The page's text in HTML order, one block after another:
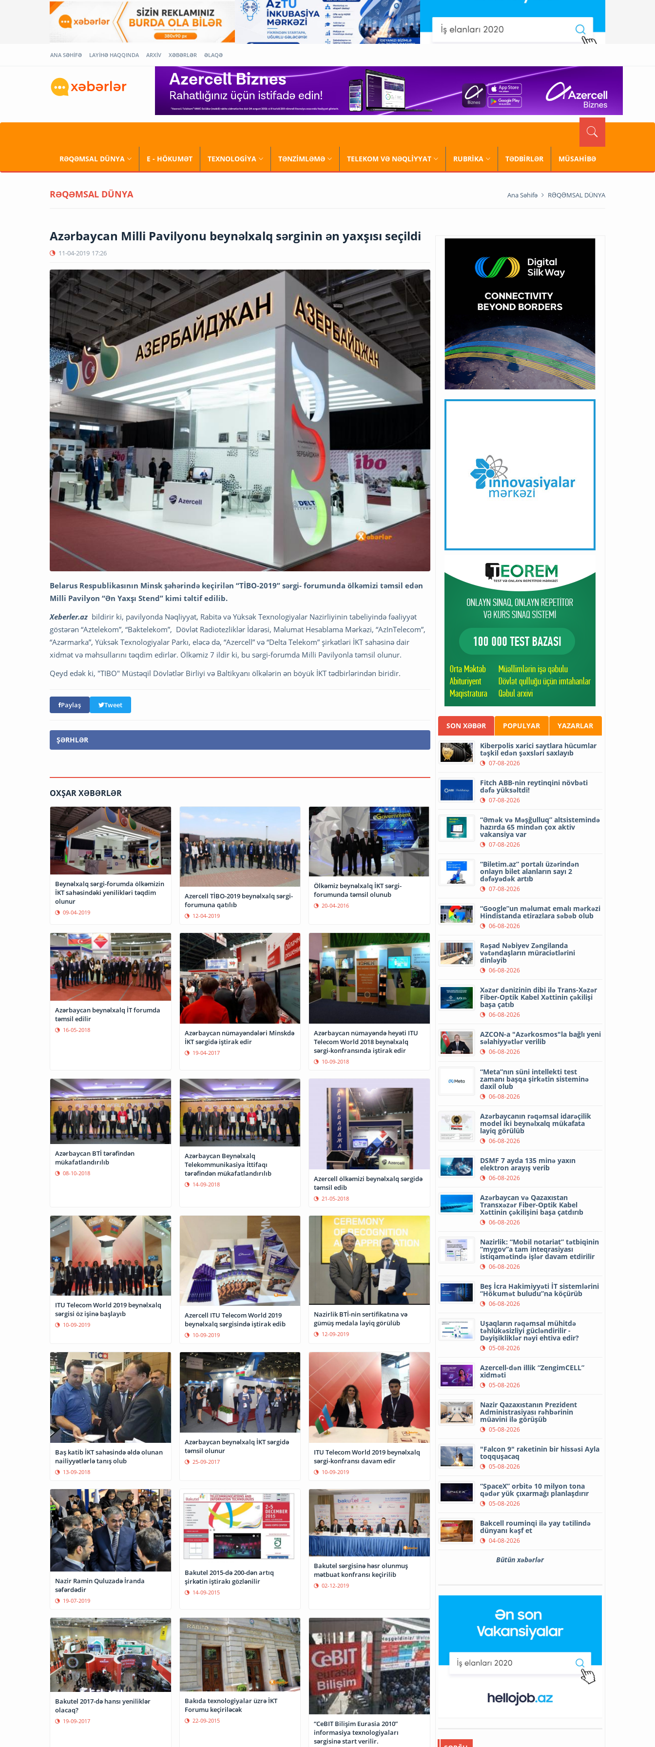
ANA SƏHİFƏ LAYİHƏ HAQQINDA ARXİV XƏBƏRLƏR ƏLAQƏ
RƏQƏMSAL DÜNYA E - HÖKUMƏT TEXNOLOGİYA TƏNZİMLƏMƏ TELEKOM VƏ NƏQLİYYAT RUBRİKA TƏDBİRLƏR MÜSAHİBƏ
RƏQƏMSAL DÜNYA Ana Səhifə RƏQƏMSAL DÜNYA
Azərbaycan Milli Pavilyonu beynəlxalq sərginin ən yaxşısı seçildi
11-04-2019 17:26
Belarus Respublikasının Minsk şəhərində keçirilən “TİBO-2019” sərgi- forumunda ölkəmizi təmsil edən
Milli Pavilyon “Ən Yaxşı Stend” kimi təltif edilib.
Xeberler.az bildirir ki, pavilyonda Nəqliyyat, Rabitə və Yüksək Texnologiyalar Nazirliyinin tabeliyində fəaliyyət
göstərən “Aztelekom”, “Baktelekom”, Dövlət Radiotezliklər İdarəsi, Məlumat Hesablama Mərkəzi, “AzInTelecom”,
“Azərmarka”, Yüksək Texnologiyalar Parkı, eləcə də, “Azercell” və “Delta Telekom” şirkətləri İKT sahəsinə dair
xidmət və məhsullarını təqdim edirlər. Ölkəmiz 7 ildir ki, bu sərgi-forumda Milli Pavilyonla təmsil olunur.
Qeyd edək ki, "TIBO" Müstəqil Dövlətlər Birliyi və Baltikyanı ölkələrin ən böyük İKT tədbirlərindən biridir.
Paylaş Tweet
ŞƏRHLƏR
OXŞAR XƏBƏRLƏR
Beynəlxalq sərgi-forumda ölkəmizin
İKT sahəsindəki yenilikləri təqdim
olunur
09-04-2019
Azercell TİBO-2019 beynəlxalq sərgi-
forumuna qatılıb
12-04-2019
Ölkəmiz beynəlxalq İKT sərgi-
forumunda təmsil olunub
20-04-2016
Azərbaycan beynəlxalq İT forumda
təmsil edilir
16-05-2018
Azərbaycan nümayəndələri Minskdə
İKT sərgidə iştirak edir
19-04-2017
Azərbaycan nümayəndə heyəti ITU
Telecom World 2018 beynəlxalq
sərgi-konfransında iştirak edir
10-09-2018
Azərbaycan BTİ tərəfindən
mükafatlandırılıb
08-10-2018
Azərbaycan Beynəlxalq
Telekommunikasiya İttifaqı
tərəfindən mükafatlandırılıb
14-09-2018
Azercell ölkəmizi beynəlxalq sərgidə
təmsil edib
21-05-2018
ITU Telecom World 2019 beynəlxalq
sərgisi öz işinə başlayıb
10-09-2019
Azercell ITU Telecom World 2019
beynəlxalq sərgisində iştirak edib
10-09-2019
Nazirlik BTİ-nin sertifikatına və
gümüş medala layiq görülüb
12-09-2019
Baş katib İKT sahəsində əldə olunan
nailiyyətlərlə tanış olub
13-09-2018
Azərbaycan beynəlxalq İKT sərgidə
təmsil olunur
25-09-2017
ITU Telecom World 2019 beynəlxalq
sərgi-konfransı davam edir
10-09-2019
Nazir Ramin Quluzadə İranda
səfərdədir
19-07-2019
Bakutel 2015-də 200-dən artıq
şirkətin iştirakı gözlənilir
14-09-2015
Bakutel sərgisinə həsr olunmuş
mətbuat konfransı keçirilib
02-12-2019
Bakutel 2017-də hansı yeniliklər
olacaq?
19-09-2017
Bakıda texnologiyalar üzrə İKT
Forumu keçiriləcək
22-09-2015
“CeBIT Bilişim Eurasia 2010”
informasiya texnologiyaları
sərgisinə start verilir.
SON XƏBƏR POPULYAR YAZARLAR
Kiberpolis xarici saytlara hücumlar
təşkil edən şəxsləri saxlayıb
07-08-2026
Fitch ABB-nin reytinqini növbəti
dəfə yüksəltdi!
07-08-2026
“Əmək və Məşğulluq” altsistemində
hazırda 65 mindən çox aktiv
vakansiya var
07-08-2026
“Biletim.az” portalı üzərindən
onlayn bilet alanların sayı 2
dəfəyədək artıb
07-08-2026
“Google”un məlumat emalı mərkəzi
Hindistanda etirazlara səbəb olub
06-08-2026
Rəşad Nəbiyev Zəngilanda
vətəndaşların müraciətlərini
dinləyib
06-08-2026
Xəzər dənizinin dibi ilə Trans-Xəzər
Fiber-Optik Kabel Xəttinin çəkilişi
başa çatıb
06-08-2026
AZCON-a "Azərkosmos"la bağlı yeni
səlahiyyətlər verilib
06-08-2026
“Meta”nın süni intellekti test
zamanı başqa şirkətin sisteminə
daxil olub
06-08-2026
Azərbaycanın rəqəmsal idarəçilik
model iki beynəlxalq mükafata
layiq görülüb
06-08-2026
DSMF 7 ayda 135 minə yaxın
elektron arayış verib
06-08-2026
Azərbaycan və Qazaxıstan
Transxəzər Fiber-Optik Kabel
Xəttinin çəkilişini başa çatdırıb
06-08-2026
Nazirlik: “Mobil notariat” tətbiqinin
“mygov”a tam inteqrasiyası
istiqamətində işlər davam etdirilir
06-08-2026
Beş İcra Hakimiyyəti İT sistemlərini
“Hökumət buludu”na köçürüb
06-08-2026
Uşaqların rəqəmsal mühitdə
təhlükəsizliyi gücləndirilir -
Dəyişikliklər nəyi ehtiva edir?
05-08-2026
Azercell-dən illik “ZengimCELL”
xidməti
05-08-2026
Nazir Qazaxıstanın Prezident
Administrasiyası rəhbərinin
müavini ilə görüşüb
05-08-2026
"Falcon 9" raketinin bir hissəsi Ayla
toqquşacaq
05-08-2026
“SpaceX” orbitə 10 milyon tona
qədər yük çıxarmağı planlaşdırır
05-08-2026
Bakcell rouminqi ilə yay tətilində
dünyanı kəşf et
04-08-2026
Bütün xəbərlər